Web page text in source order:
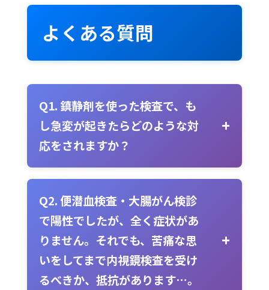
よくある質問
Q1. 鎮静剤を使った検査で、も
し急変が起きたらどのような対
応をされますか？
今回の記事でご紹介したように、当
院の看護師に対してICLS（二次救命
処置）の研修を推奨・支援していま
す。また、内視鏡技師などの高度技
能の取得も推奨・支援しており、急
変時の対応について専門的なトレー
Q2. 便潜血検査・大腸がん検診
で陽性でしたが、全く症状があ
りません。それでも、苦痛な思
いをしてまで内視鏡検査を受け
るべきか、抵抗があります…。